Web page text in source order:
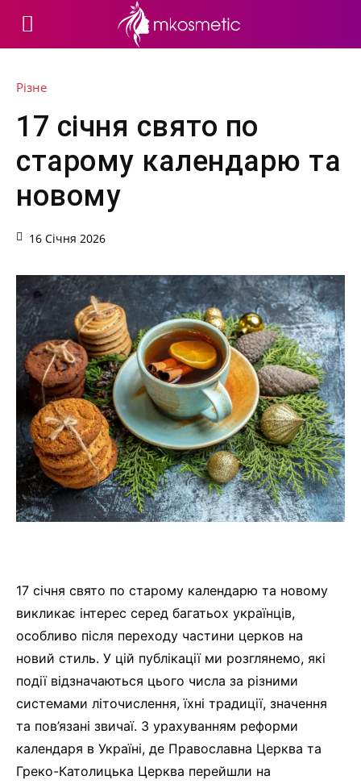
Різне
17 січня свято по
старому календарю та
новому
16 Січня 2026
17 січня свято по старому календарю та новому
викликає інтерес серед багатьох українців,
особливо після переходу частини церков на
новий стиль. У цій публікації ми розглянемо, які
події відзначаються цього числа за різними
системами літочислення, їхні традиції, значення
та пов’язані звичаї. З урахуванням реформи
календаря в Україні, де Православна Церква та
Греко-Католицька Церква перейшли на